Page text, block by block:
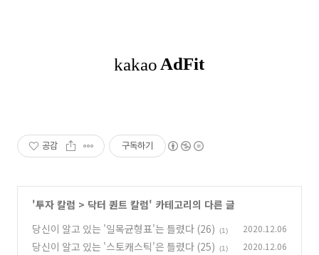
공감 구독하기
'투자 칼럼 > 닥터 퀀트 칼럼' 카테고리의 다른 글
당신이 알고 있는 '일목균형표'는 틀렸다 (26)
(1) 2020.12.06
당신이 알고 있는 '스토캐스틱'은 틀렸다 (25) (1) 2020.12.06